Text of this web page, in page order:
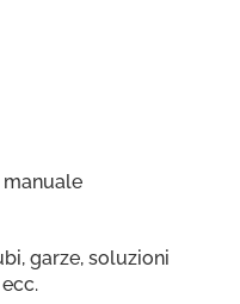
garze, soluzioni